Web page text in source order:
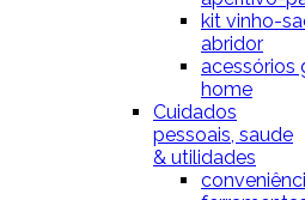
kit vinho-
abridor
acessórios
home
Cuidados
pessoais, saude
& utilidades